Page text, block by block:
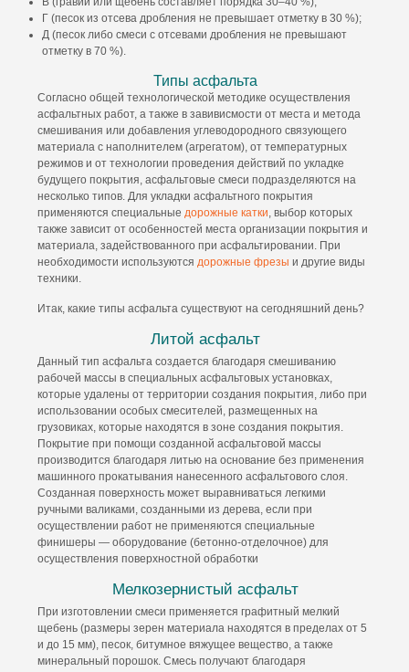
Г (песок из отсева дробления не превышает отметку в 30 %);
Д (песок либо смеси с отсевами дробления не превышают
отметку в 70 %).
Типы асфальта
Согласно общей технологической методике осуществления
асфальтных работ, а также в завивисмости от места и метода
смешивания или добавления углеводородного связующего
материала с наполнителем (агрегатом), от температурных
режимов и от технологии проведения действий по укладке
будущего покрытия, асфальтовые смеси подразделяются на
несколько типов. Для укладки асфальтного покрытия
применяются специальные дорожные катки , выбор которых
также зависит от особенностей места организации покрытия и
материала, задействованного при асфальтировании. При
необходимости используются дорожные фрезы и другие виды
техники.
Итак, какие типы асфальта существуют на сегодняшний день?
Литой асфальт
Данный тип асфальта создается благодаря смешиванию
рабочей массы в специальных асфальтовых установках,
которые удалены от территории создания покрытия, либо при
использовании особых смесителей, размещенных на
грузовиках, которые находятся в зоне создания покрытия.
Покрытие при помощи созданной асфальтовой массы
производится благодаря литью на основание без применения
машинного прокатывания нанесенного асфальтового слоя.
Созданная поверхность может выравниваться легкими
ручными валиками, созданными из дерева, если при
осуществлении работ не применяются специальные
финишеры — оборудование (бетонно-отделочное) для
осуществления поверхностной обработки
Мелкозернистый асфальт
При изготовлении смеси применяется графитный мелкий
щебень (размеры зерен материала находятся в пределах от 5
и до 15 мм), песок, битумное вяжущее вещество, а также
минеральный порошок. Смесь получают благодаря